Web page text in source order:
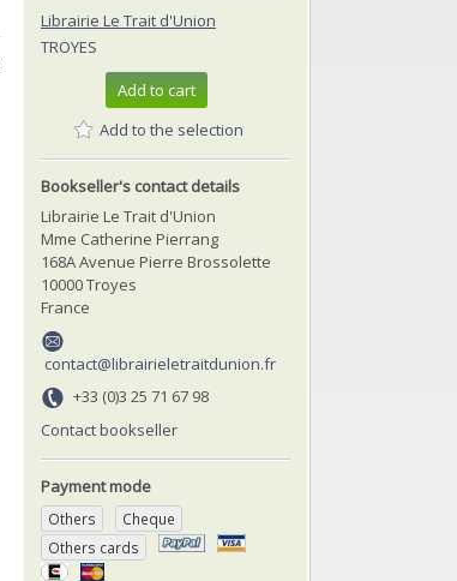
Librairie Le Trait d'Union
TROYES
Add to cart
Add to the selection
Bookseller's contact details
Librairie Le Trait d'Union
Mme Catherine Pierrang
168A Avenue Pierre Brossolette
10000 Troyes
France
contact@librairieletraitdunion.fr
+33 (0)3 25 71 67 98
Contact bookseller
Payment mode
Others
Cheque
Others cards